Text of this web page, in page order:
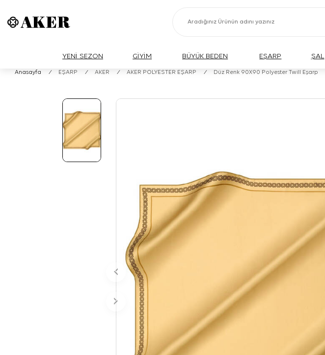
YENİ SEZON GİYİM BÜYÜK BEDEN EŞARP ŞAL
Anasayfa / EŞARP / AKER / AKER POLYESTER EŞARP / Düz Renk 90X90 Polyester Twill Eşarp